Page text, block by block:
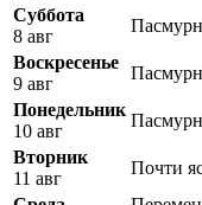
Суббота
8 авг
Воскресенье
9 авг
Понедельник
10 авг
Вторник
11 авг
Почти